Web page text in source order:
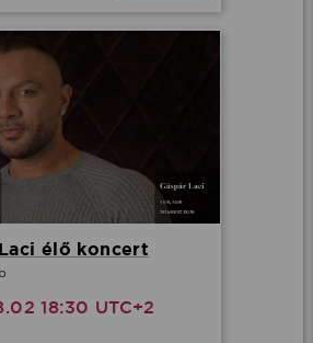
élő koncert
18:30 UTC+2